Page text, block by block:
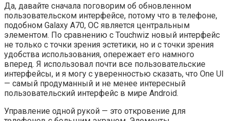
Да, давайте сначала поговорим об обновленном
пользовательском интерфейсе, потому что в телефоне,
подобном Galaxy A70, ОС является центральным
элементом. По сравнению с Touchwiz новый интерфейс
не только с точки зрения эстетики, но и с точки зрения
удобства использования, опережает его намного
вперед. Я использовал почти все пользовательские
интерфейсы, и я могу с уверенностью сказать, что One UI
— самый продуманный и не менее интересный
пользовательский интерфейс в мире Android.
Управление одной рукой — это откровение для